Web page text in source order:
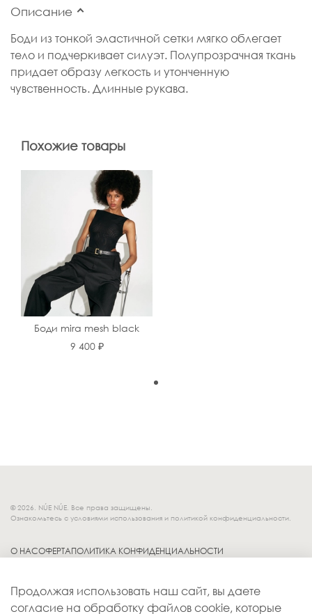
Описание
Боди из тонкой эластичной сетки мягко облегает
тело и подчеркивает силуэт. Полупрозрачная ткань
придает образу легкость и утонченную
чувственность. Длинные рукава.
Похожие товары
Боди mira mesh black
9 400 ₽
© 2026. NÚE NÚE. Все права защищены.
Ознакомьтесь с условиями использования и политикой конфиденциальности.
О НАСОФЕРТАПОЛИТИКА КОНФИДЕНЦИАЛЬНОСТИ
ДОСТАВКА
Продолжая использовать наш сайт, вы даете
согласие на обработку файлов cookie, которые